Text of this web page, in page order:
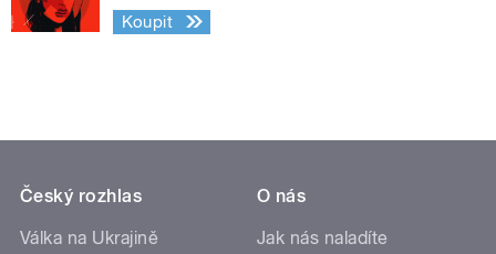
Koupit
Český rozhlas
Válka na Ukrajině
O nás
Jak nás naladíte